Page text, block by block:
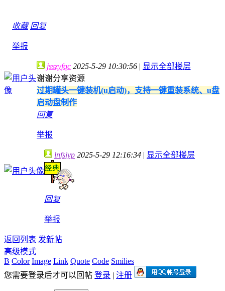
收藏 回复
举报
jsszyfqc 2025-5-29 10:30:56 | 显示全部楼层
谢谢分享资源
过期罐头一键装机(u启动)，支持一键重装系统、u盘
启动盘制作
回复
举报
lnfsjyp 2025-5-29 12:16:34 | 显示全部楼层
回复
举报
返回列表 发新帖
高级模式
B Color Image Link Quote Code Smilies
您需要登录后才可以回帖 登录 | 注册